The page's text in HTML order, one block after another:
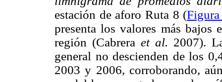
estación de aforo Ruta 8 (
presenta los valores más
región (Cabrera et al. 2007).
general no descienden de los
2003 y 2006, corroborando,